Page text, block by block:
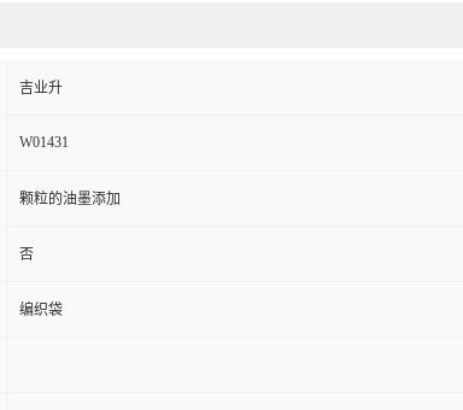
吉业升
W01431
颗粒的油墨添加
否
编织袋